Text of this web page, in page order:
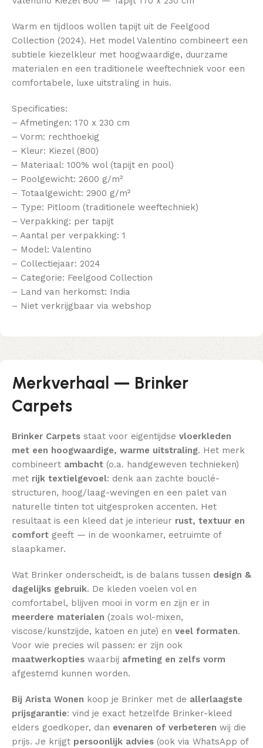
Warm en tijdloos wollen tapijt uit de Feelgood
Collection (2024). Het model Valentino combineert een
subtiele kiezelkleur met hoogwaardige, duurzame
materialen en een traditionele weeftechniek voor een
comfortabele, luxe uitstraling in huis.
Specificaties:
– Afmetingen: 170 x 230 cm
– Vorm: rechthoekig
– Kleur: Kiezel (800)
– Materiaal: 100% wol (tapijt en pool)
– Poolgewicht: 2600 g/m²
– Totaalgewicht: 2900 g/m²
– Type: Pitloom (traditionele weeftechniek)
– Verpakking: per tapijt
– Aantal per verpakking: 1
– Model: Valentino
– Collectiejaar: 2024
– Categorie: Feelgood Collection
– Land van herkomst: India
– Niet verkrijgbaar via webshop
Merkverhaal — Brinker
Carpets
Brinker Carpets staat voor eigentijdse vloerkleden
met een hoogwaardige, warme uitstraling. Het merk
combineert ambacht (o.a. handgeweven technieken)
met rijk textielgevoel: denk aan zachte bouclé-
structuren, hoog/laag-wevingen en een palet van
naturelle tinten tot uitgesproken accenten. Het
resultaat is een kleed dat je interieur rust, textuur en
comfort geeft — in de woonkamer, eetruimte of
slaapkamer.
Wat Brinker onderscheidt, is de balans tussen design &
dagelijks gebruik. De kleden voelen vol en
comfortabel, blijven mooi in vorm en zijn er in
meerdere materialen (zoals wol-mixen,
viscose/kunstzijde, katoen en jute) en veel formaten.
Voor wie precies wil passen: er zijn ook
maatwerkopties waarbij afmeting en zelfs vorm
afgestemd kunnen worden.
Bij Arista Wonen koop je Brinker met de allerlaagste
prijsgarantie: vind je exact hetzelfde Brinker-kleed
elders goedkoper, dan evenaren of verbeteren wij die
prijs. Je krijgt persoonlijk advies (ook via WhatsApp of